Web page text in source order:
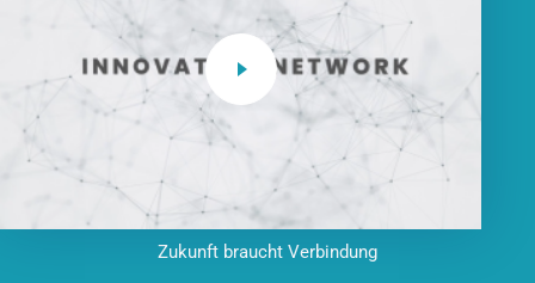
Zukunft braucht Verbindung